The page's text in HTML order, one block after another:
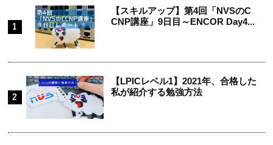
【スキルアップ】第4回「NVSのC
CNP講座」9日目～ENCOR Day4...
【LPICレベル1】2021年、合格した
私が紹介する勉強方法